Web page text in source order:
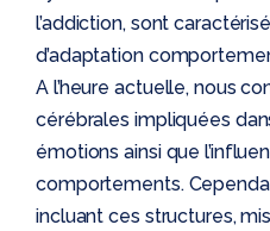
l’addiction, sont
d’adaptation
A l’heure actuelle, nous
cérébrales impliquées
émotions ainsi que
comportements.
incluant ces structures,